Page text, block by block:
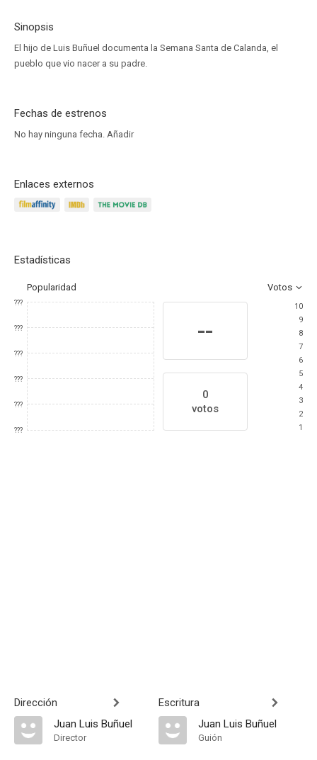
Sinopsis
El hijo de Luis Buñuel documenta la Semana Santa de Calanda, el
pueblo que vio nacer a su padre.
Fechas de estrenos
No hay ninguna fecha. Añadir
Enlaces externos
Estadísticas
Popularidad Votos
???
???
???
???
???
???
--
0
votos
10
9
8
7
6
5
4
3
2
1
Dirección
Juan Luis Buñuel
Director
Escritura
Juan Luis Buñuel
Guión